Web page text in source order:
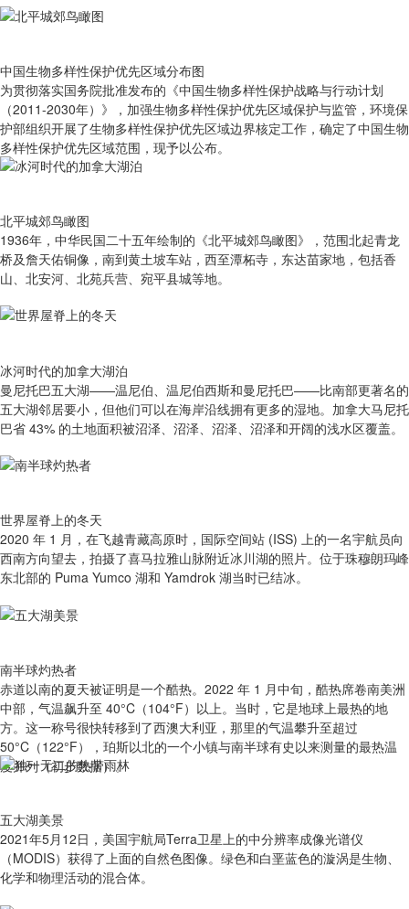
中国生物多样性保护优先区域分布图
为贯彻落实国务院批准发布的《中国生物多样性保护战略与行动计划
（2011-2030年）》，加强生物多样性保护优先区域保护与监管，环境保
护部组织开展了生物多样性保护优先区域边界核定工作，确定了中国生物
多样性保护优先区域范围，现予以公布。
北平城郊鸟瞰图
1936年，中华民国二十五年绘制的《北平城郊鸟瞰图》，范围北起青龙
桥及詹天佑铜像，南到黄土坡车站，西至潭柘寺，东达苗家地，包括香
山、北安河、北苑兵营、宛平县城等地。
冰河时代的加拿大湖泊
曼尼托巴五大湖——温尼伯、温尼伯西斯和曼尼托巴——比南部更著名的
五大湖邻居要小，但他们可以在海岸沿线拥有更多的湿地。加拿大马尼托
巴省 43% 的土地面积被沼泽、沼泽、沼泽、沼泽和开阔的浅水区覆盖。
世界屋脊上的冬天
2020 年 1 月，在飞越青藏高原时，国际空间站 (ISS) 上的一名宇航员向
西南方向望去，拍摄了喜马拉雅山脉附近冰川湖的照片。位于珠穆朗玛峰
东北部的 Puma Yumco 湖和 Yamdrok 湖当时已结冰。
南半球灼热者
赤道以南的夏天被证明是一个酷热。2022 年 1 月中旬，酷热席卷南美洲
中部，气温飙升至 40°C（104°F）以上。当时，它是地球上最热的地
方。这一称号很快转移到了西澳大利亚，那里的气温攀升至超过
50°C（122°F），珀斯以北的一个小镇与南半球有史以来测量的最热温
度并列（初步数据）。
五大湖美景
2021年5月12日，美国宇航局Terra卫星上的中分辨率成像光谱仪
（MODIS）获得了上面的自然色图像。绿色和白垩蓝色的漩涡是生物、
化学和物理活动的混合体。